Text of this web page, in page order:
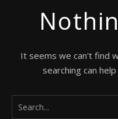
It seems we can't find
searching can